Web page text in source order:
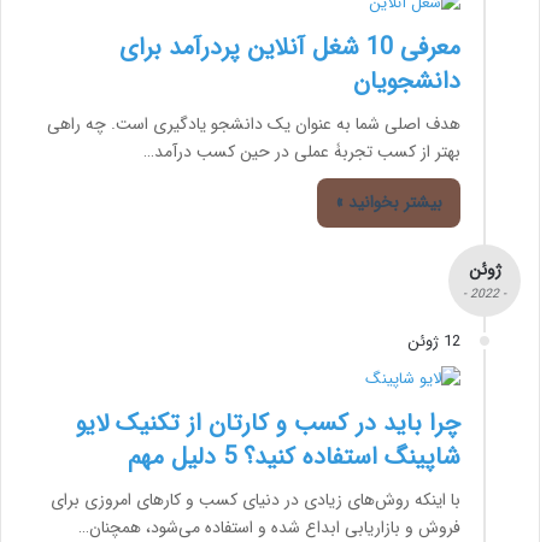
معرفی 10 شغل آنلاین پردرآمد برای
دانشجویان
هدف اصلی شما به عنوان یک دانشجو یادگیری است. چه راهی
بهتر از کسب تجربۀ عملی در حین کسب درآمد…
بیشتر بخوانید »
ژوئن
- 2022 -
12 ژوئن
چرا باید در کسب و کارتان از تکنیک لایو
شاپینگ استفاده کنید؟ 5 دلیل مهم
با اینکه روش‌های زیادی در دنیای کسب و کارهای امروزی برای
فروش و بازاریابی ابداع شده و استفاده می‌شود، همچنان…